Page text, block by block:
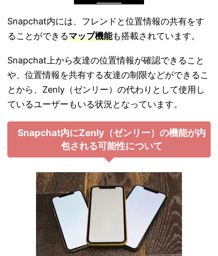
Snapchat内には、フレンドと位置情報の共有をす
ることができるマップ機能も搭載されています。
Snapchat上から友達の位置情報が確認できること
や、位置情報を共有する友達の制限などができるこ
とから、Zenly（ゼンリー）の代わりとして使用し
ているユーザーもいる状況となっています。
Snapchat内にZenly（ゼンリー）の機能が内
包される可能性について